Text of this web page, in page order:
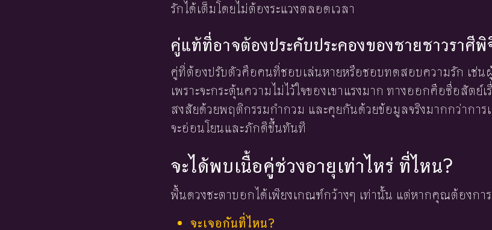
รักได้เต็มโดยไม่ต้องระแวงตลอดเวลา
คู่แท้ที่อาจต้องประคับประคองของชายชาวราศีพิ
คู่ที่ต้องปรับตัวคือคนที่ชอบเล่นหายหรือชอบทดสอบความรัก เช่น
เพราะจะกระตุ้นความไม่ไว้ใจของเขาแรงมาก ทางออกคือซื่อสัตย์
สงสัยด้วยพฤติกรรมกำกวม และคุยกันด้วยข้อมูลจริงมากกว่าการเ
จะอ่อนโยนและภักดีขึ้นทันที
จะได้พบเนื้อคู่ช่วงอายุเท่าไหร่ ที่ไหน?
พื้นดวงชะตาบอกได้เพียงเกณฑ์กว้างๆ เท่านั้น แต่หากคุณต้องการรู้
จะเจอกันที่ไหน?